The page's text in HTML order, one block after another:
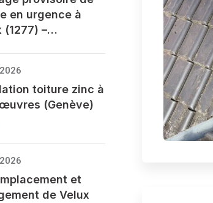
en urgence à
(1277) –…
toiture zinc à
(Genève)
et
de Velux